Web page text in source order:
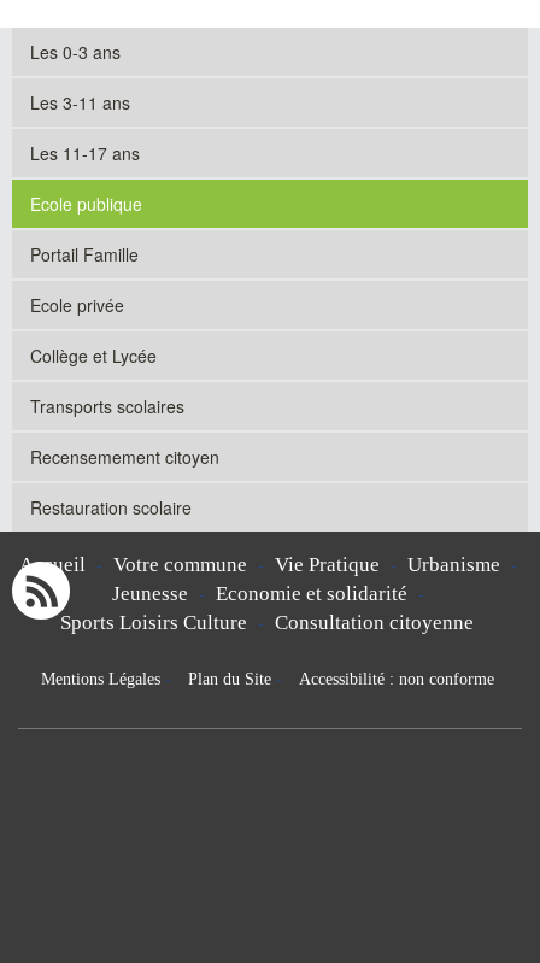
Les 0-3 ans
Les 3-11 ans
Les 11-17 ans
Ecole publique
Portail Famille
Ecole privée
Collège et Lycée
Transports scolaires
Recensemement citoyen
Restauration scolaire
Accueil - Votre commune - Vie Pratique - Urbanisme -
Jeunesse - Economie et solidarité -
Sports Loisirs Culture - Consultation citoyenne
Mentions Légales- Plan du Site- Accessibilité : non conforme